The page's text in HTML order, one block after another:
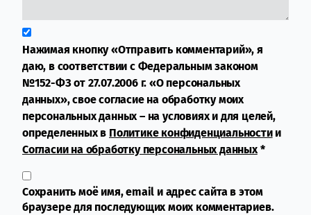
Нажимая кнопку «Отправить комментарий», я
даю, в соответствии с Федеральным законом
№152-ФЗ от 27.07.2006 г. «О персональных
данных», свое согласие на обработку моих
персональных данных – на условиях и для целей,
определенных в Политике конфиденциальностии
Согласии на обработку персональных данных*
Сохранить моё имя, email и адрес сайта в этом
браузере для последующих моих комментариев.